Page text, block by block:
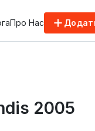
Про Нас
2005